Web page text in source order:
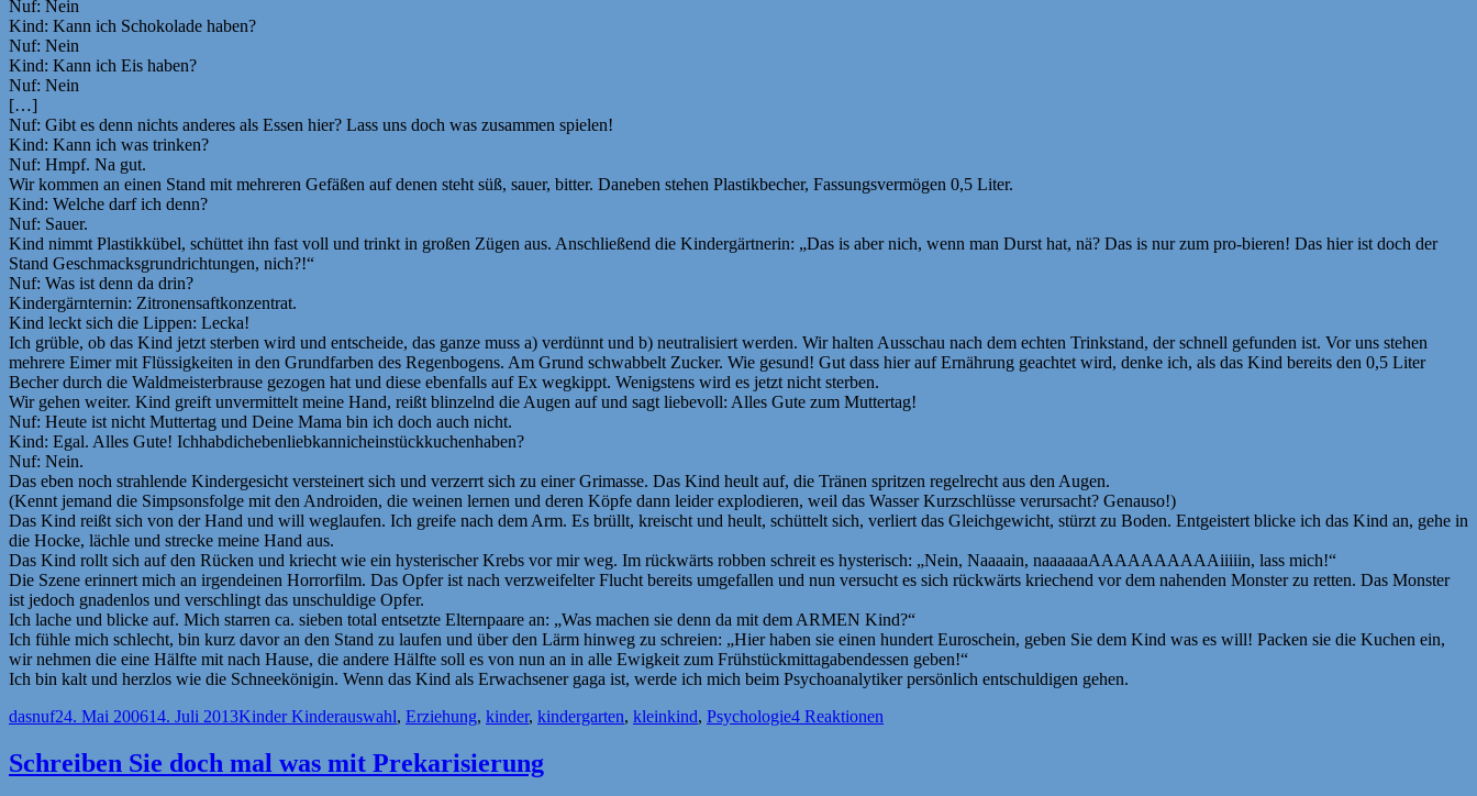
Nuf: Nein
Kind: Kann ich Schokolade haben?
Nuf: Nein
Kind: Kann ich Eis haben?
Nuf: Nein
[…]
Nuf: Gibt es denn nichts anderes als Essen hier? Lass uns doch was zusammen spielen!
Kind: Kann ich was trinken?
Nuf: Hmpf. Na gut.
Wir kommen an einen Stand mit mehreren Gefäßen auf denen steht süß, sauer, bitter. Daneben stehen Plastikbecher, Fassungsvermögen 0,5 Liter.
Kind: Welche darf ich denn?
Nuf: Sauer.
Kind nimmt Plastikkübel, schüttet ihn fast voll und trinkt in großen Zügen aus. Anschließend die Kindergärtnerin: „Das is aber nich, wenn man Durst hat, nä? Das is nur zum pro-bieren! Das hier ist doch der
Stand Geschmacksgrundrichtungen, nich?!“
Nuf: Was ist denn da drin?
Kindergärnternin: Zitronensaftkonzentrat.
Kind leckt sich die Lippen: Lecka!
Ich grüble, ob das Kind jetzt sterben wird und entscheide, das ganze muss a) verdünnt und b) neutralisiert werden. Wir halten Ausschau nach dem echten Trinkstand, der schnell gefunden ist. Vor uns stehen
mehrere Eimer mit Flüssigkeiten in den Grundfarben des Regenbogens. Am Grund schwabbelt Zucker. Wie gesund! Gut dass hier auf Ernährung geachtet wird, denke ich, als das Kind bereits den 0,5 Liter
Becher durch die Waldmeisterbrause gezogen hat und diese ebenfalls auf Ex wegkippt. Wenigstens wird es jetzt nicht sterben.
Wir gehen weiter. Kind greift unvermittelt meine Hand, reißt blinzelnd die Augen auf und sagt liebevoll: Alles Gute zum Muttertag!
Nuf: Heute ist nicht Muttertag und Deine Mama bin ich doch auch nicht.
Kind: Egal. Alles Gute! Ichhabdichebenliebkannicheinstückkuchenhaben?
Nuf: Nein.
Das eben noch strahlende Kindergesicht versteinert sich und verzerrt sich zu einer Grimasse. Das Kind heult auf, die Tränen spritzen regelrecht aus den Augen.
(Kennt jemand die Simpsonsfolge mit den Androiden, die weinen lernen und deren Köpfe dann leider explodieren, weil das Wasser Kurzschlüsse verursacht? Genauso!)
Das Kind reißt sich von der Hand und will weglaufen. Ich greife nach dem Arm. Es brüllt, kreischt und heult, schüttelt sich, verliert das Gleichgewicht, stürzt zu Boden. Entgeistert blicke ich das Kind an, gehe in
die Hocke, lächle und strecke meine Hand aus.
Das Kind rollt sich auf den Rücken und kriecht wie ein hysterischer Krebs vor mir weg. Im rückwärts robben schreit es hysterisch: „Nein, Naaaain, naaaaaaAAAAAAAAAAiiiiin, lass mich!“
Die Szene erinnert mich an irgendeinen Horrorfilm. Das Opfer ist nach verzweifelter Flucht bereits umgefallen und nun versucht es sich rückwärts kriechend vor dem nahenden Monster zu retten. Das Monster
ist jedoch gnadenlos und verschlingt das unschuldige Opfer.
Ich lache und blicke auf. Mich starren ca. sieben total entsetzte Elternpaare an: „Was machen sie denn da mit dem ARMEN Kind?“
Ich fühle mich schlecht, bin kurz davor an den Stand zu laufen und über den Lärm hinweg zu schreien: „Hier haben sie einen hundert Euroschein, geben Sie dem Kind was es will! Packen sie die Kuchen ein,
wir nehmen die eine Hälfte mit nach Hause, die andere Hälfte soll es von nun an in alle Ewigkeit zum Frühstückmittagabendessen geben!“
Ich bin kalt und herzlos wie die Schneekönigin. Wenn das Kind als Erwachsener gaga ist, werde ich mich beim Psychoanalytiker persönlich entschuldigen gehen.
Autor
dasnufVeröffentlicht
24. Mai 200614. Juli 2013Kategorien
Kinder KinderSchlagwörter
auswahl, Erziehung, kinder, kindergarten, kleinkind, Psychologie4 Reaktionen
Schreiben Sie doch mal was mit Prekarisierung